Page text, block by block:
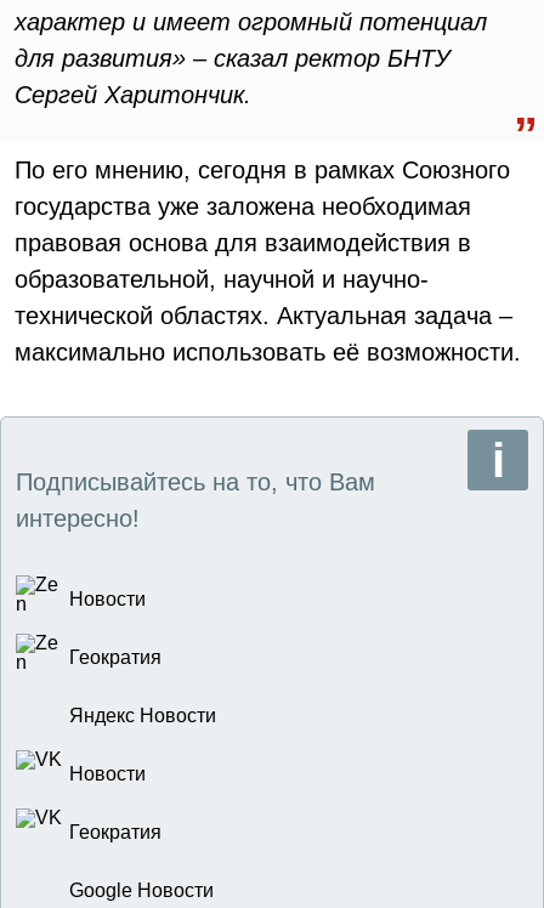
характер и имеет огромный потенциал
для развития» – сказал ректор БНТУ
Сергей Харитончик.
По его мнению, сегодня в рамках Союзного
государства уже заложена необходимая
правовая основа для взаимодействия в
образовательной, научной и научно-
технической областях. Актуальная задача –
максимально использовать её возможности.
Подписывайтесь на то, что Вам
интересно!
Новости
Геократия
Яндекс Новости
Новости
Геократия
Google Новости